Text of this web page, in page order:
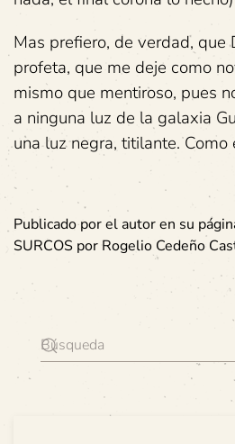
Mas prefiero, de verdad, que
profeta, que me deje como
mismo que mentiroso, pues
a ninguna luz de la galaxia
una luz negra, titilante. Como
Publicado por el autor en su
SURCOS por Rogelio Cedeño